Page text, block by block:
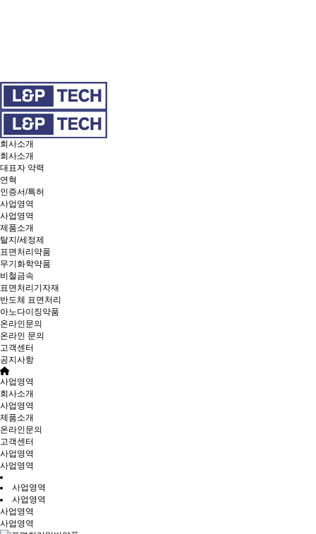
회사소개
회사소개
대표자 약력
연혁
인증서/특허
사업영역
사업영역
제품소개
탈지/세정제
표면처리약품
무기화학약품
비철금속
표면처리기자재
반도체 표면처리
아노다이징약품
온라인문의
온라인 문의
고객센터
공지사항
사업영역
회사소개
사업영역
제품소개
온라인문의
고객센터
사업영역
사업영역
사업영역
사업영역
사업영역
사업영역